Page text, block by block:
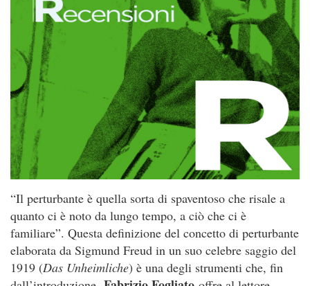
“Il perturbante è quella sorta di spaventoso che risale a
quanto ci è noto da lungo tempo, a ciò che ci è
familiare”. Questa definizione del concetto di perturbante
elaborata da Sigmund Freud in un suo celebre saggio del
1919 (Das Unheimliche) è una degli strumenti che, fin